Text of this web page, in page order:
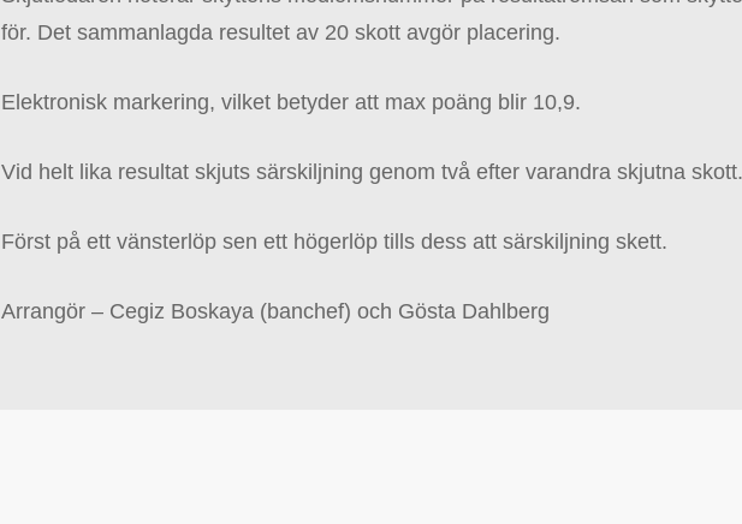
för. Det sammanlagda resultet av 20 skott avgör placering.
Elektronisk markering, vilket betyder att max poäng blir 10,9.
Vid helt lika resultat skjuts särskiljning genom två efter varandra skjutna
Först på ett vänsterlöp sen ett högerlöp tills dess att särskiljning skett.
Arrangör – Cegiz Boskaya (banchef) och Gösta Dahlberg